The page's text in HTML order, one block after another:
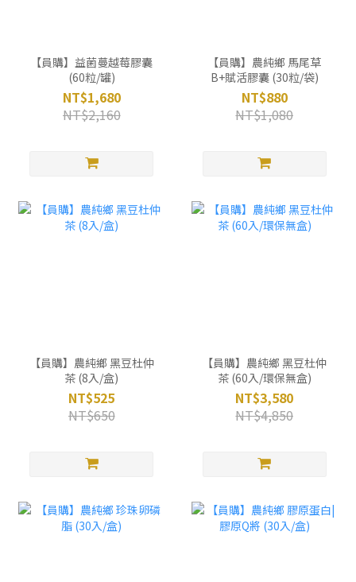
【員購】益菌蔓越莓膠囊
(60粒/罐)
NT$1,680
NT$2,160
【員購】農純鄉 馬尾草
B+賦活膠囊 (30粒/袋)
NT$880
NT$1,080
【員購】農純鄉 黑豆杜仲
茶 (8入/盒)
NT$525
NT$650
【員購】農純鄉 黑豆杜仲
茶 (60入/環保無盒)
NT$3,580
NT$4,850